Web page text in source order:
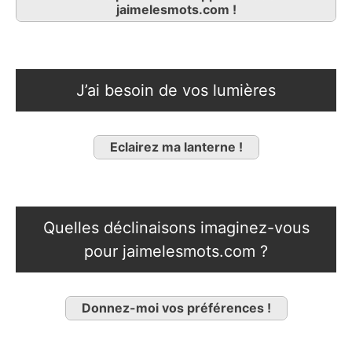
jaimelesmots.com !
J’ai besoin de vos lumières
Eclairez ma lanterne !
Quelles déclinaisons imaginez-vous
pour jaimelesmots.com ?
Donnez-moi vos préférences !